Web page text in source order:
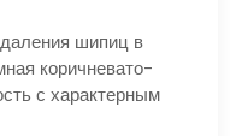
шипиц в
коричневато-
с характерным